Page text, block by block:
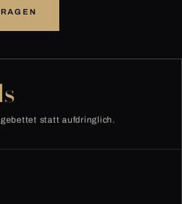
statt aufdringlich.